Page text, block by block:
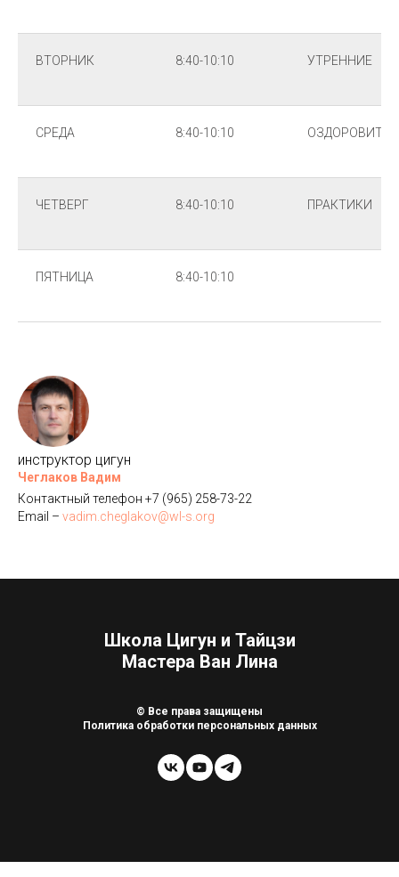
ВТОРНИК 8:40-10:10 УТРЕННИЕ
СРЕДА 8:40-10:10
ЧЕТВЕРГ 8:40-10:10 ПРАКТИКИ
ПЯТНИЦА 8:40-10:10
инструктор цигун
Чеглаков Вадим
Контактный телефон +7 (965) 258-73-22
Email – vadim.cheglakov@wl-s.org
Школа Цигун и Тайцзи
Мастера Ван Лина
© Все права защищены
Политика обработки персональных данных